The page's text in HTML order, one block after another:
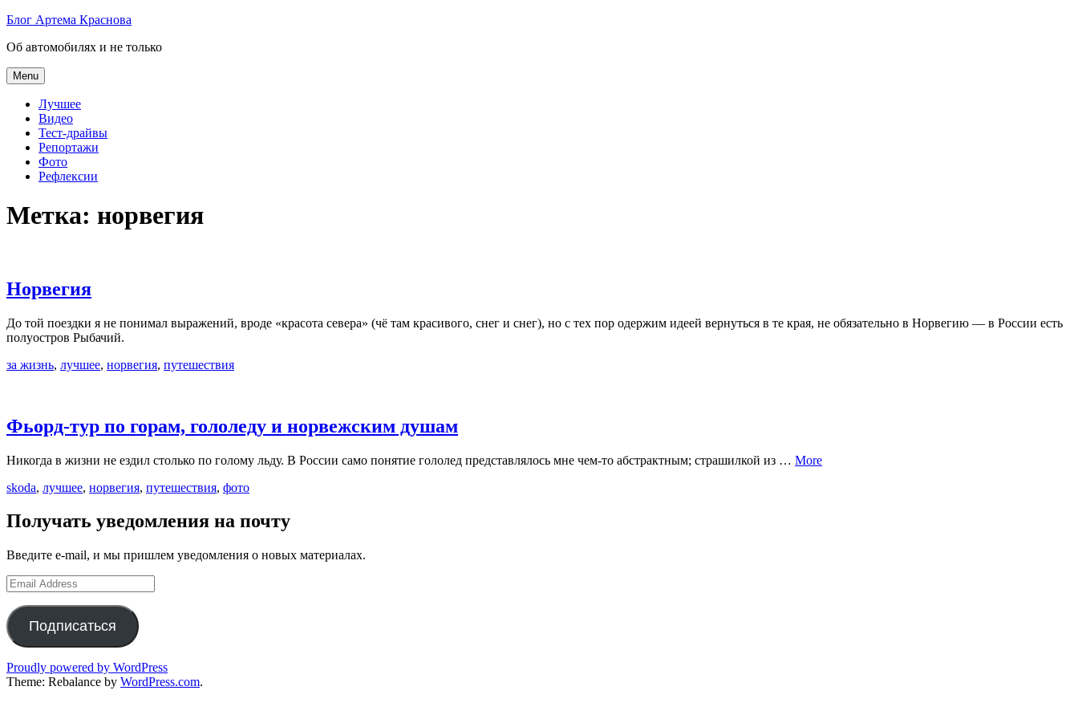
Skip
content
Блог Артема Краснова
Об автомобилях и не только
Menu
Лучшее
Видео
Тест-драйвы
Репортажи
Фото
Рефлексии
Метка: норвегия
Норвегия
До той поездки я не понимал выражений, вроде «красота севера» (чё там красивого, снег и снег), но с тех пор одержим идеей вернуться в те края, не обязательно в Норвегию — в России есть
полуостров Рыбачий.
за жизнь, лучшее, норвегия, путешествия
Фьорд-тур по горам, гололеду и норвежским душам
Никогда в жизни не ездил столько по голому льду. В России само понятие гололед представлялось мне чем-то абстрактным; страшилкой из … More
skoda, лучшее, норвегия, путешествия, фото
Получать уведомления на почту
Введите e-mail, и мы пришлем уведомления о новых материалах.
Email
Address
Подписаться
Proudly powered by WordPress
Theme: Rebalance by WordPress.com.